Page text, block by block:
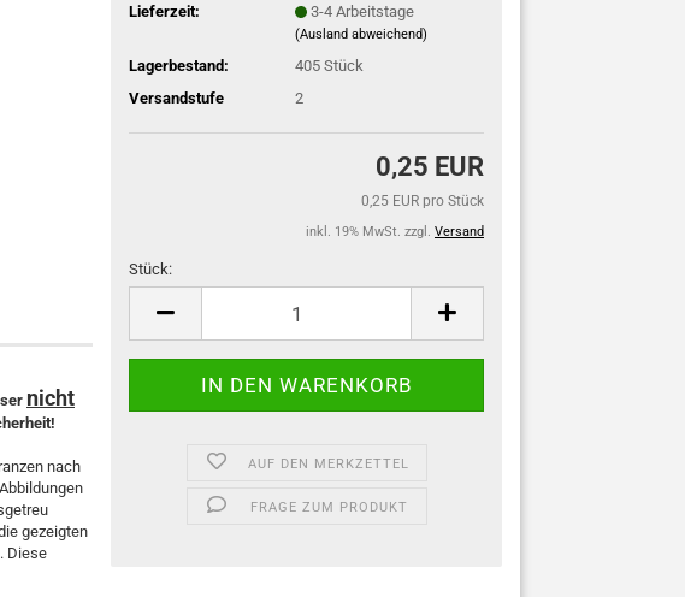
Lieferzeit:
3-4 Arbeitstage
(Ausland abweichend)
Lagerbestand: 405 Stück
Versandstufe
2
0,25 EUR
0,25 EUR pro Stück
inkl. 19% MwSt. zzgl. Versand
Stück:
Stück
AUF DEN MERKZETTEL
FRAGE ZUM PRODUKT
nicht
nach
gezeigten
Diese